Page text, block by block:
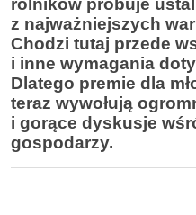
rolników próbuje
z najważniejszych
Chodzi tutaj przede
i inne wymagania
Dlatego premie dla
teraz wywołują
i gorące dyskusje
gospodarzy.